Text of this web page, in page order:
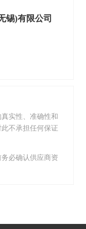
锡)有限公司
实性、准确性和
不承担任何保证
必确认供应商资